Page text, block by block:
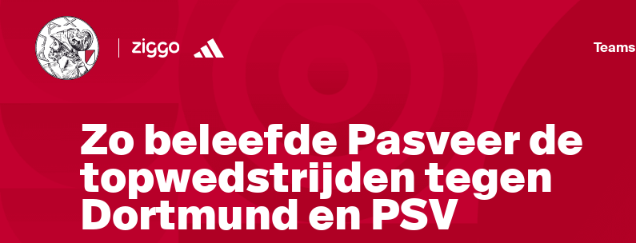
Teams
Zo beleefde Pasveer de
topwedstrijden tegen
Dortmund en PSV